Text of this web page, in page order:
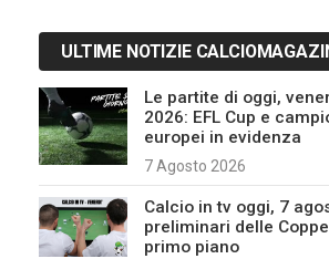
ULTIME NOTIZIE
Le partite di oggi,
2026: EFL Cup e
europei in evidenza
7 Agosto 2026
Calcio in tv oggi, 7
preliminari delle
primo piano